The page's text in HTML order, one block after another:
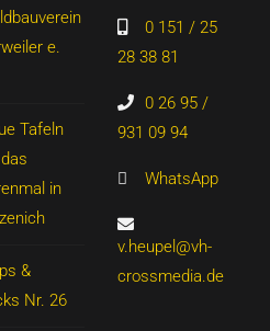
e.
Tafeln
in
&
Nr. 26
0 151 / 25
28 38 81
0 26 95 /
931 09 94
WhatsApp
v.heupel@vh-
crossmedia.de